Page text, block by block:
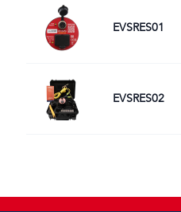
Imagen
EVSRES01
Imagen
EVSRES02